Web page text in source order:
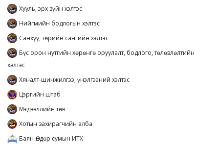
Хууль, эрх зүйн хэлтэс
Нийгмийн бодлогын хэлтэс
Санхүү, төрийн сангийн хэлтэс
Бүс орон нутгийн хөрөнгө оруулалт, бодлого, төлөвлөлтийн
хэлтэс
Хяналт-шинжилгээ, үнэлгээний хэлтэс
Цэргийн штаб
Мэдээллийн төв
Хотын захирагчийн алба
Баян-Өндөр сумын ИТХ